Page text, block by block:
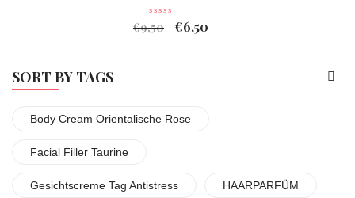
€9,50 €6,50
SORT BY TAGS
Body Cream Orientalische Rose
Facial Filler Taurine
Gesichtscreme Tag Antistress HAARPARFÜM